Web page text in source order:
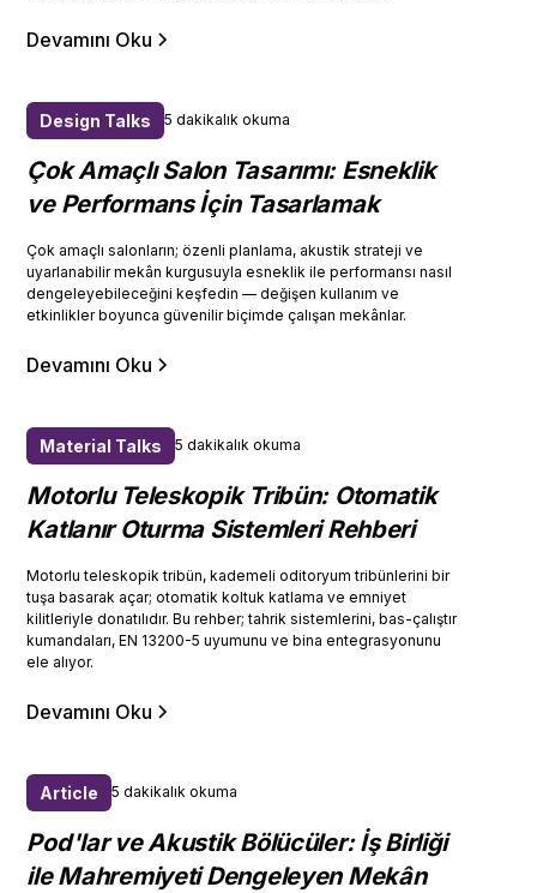
Devamını Oku
Design Talks 5 dakikalık okuma
Çok Amaçlı Salon Tasarımı: Esneklik
ve Performans İçin Tasarlamak
Çok amaçlı salonların; özenli planlama, akustik strateji ve
uyarlanabilir mekân kurgusuyla esneklik ile performansı nasıl
dengeleyebileceğini keşfedin — değişen kullanım ve
etkinlikler boyunca güvenilir biçimde çalışan mekânlar.
Devamını Oku
Material Talks 5 dakikalık okuma
Motorlu Teleskopik Tribün: Otomatik
Katlanır Oturma Sistemleri Rehberi
Motorlu teleskopik tribün, kademeli oditoryum tribünlerini bir
tuşa basarak açar; otomatik koltuk katlama ve emniyet
kilitleriyle donatılıdır. Bu rehber; tahrik sistemlerini, bas-çalıştır
kumandaları, EN 13200-5 uyumunu ve bina entegrasyonunu
ele alıyor.
Devamını Oku
Article 5 dakikalık okuma
Pod'lar ve Akustik Bölücüler: İş Birliği
ile Mahremiyeti Dengeleyen Mekân